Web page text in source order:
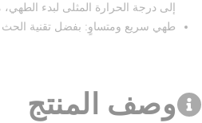
إلى درجة الحرارة المثلى لبدء الطهي،
طهي سريع ومتساوٍ: بفضل تقنية الحث
وصف المنتج